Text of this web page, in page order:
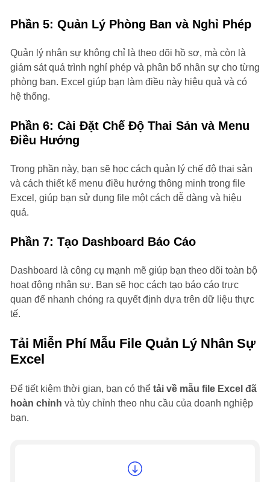
Phần 5: Quản Lý Phòng Ban và Nghỉ Phép
Quản lý nhân sự không chỉ là theo dõi hồ sơ, mà còn là
giám sát quá trình nghỉ phép và phân bổ nhân sự cho từng
phòng ban. Excel giúp bạn làm điều này hiệu quả và có
hệ thống.
Phần 6: Cài Đặt Chế Độ Thai Sản và Menu
Điều Hướng
Trong phần này, bạn sẽ học cách quản lý chế độ thai sản
và cách thiết kế menu điều hướng thông minh trong file
Excel, giúp bạn sử dụng file một cách dễ dàng và hiệu
quả.
Phần 7: Tạo Dashboard Báo Cáo
Dashboard là công cụ mạnh mẽ giúp bạn theo dõi toàn bộ
hoạt động nhân sự. Bạn sẽ học cách tạo báo cáo trực
quan để nhanh chóng ra quyết định dựa trên dữ liệu thực
tế.
Tải Miễn Phí Mẫu File Quản Lý Nhân Sự
Excel
Để tiết kiệm thời gian, bạn có thể tải về mẫu file Excel đã
hoàn chỉnh và tùy chỉnh theo nhu cầu của doanh nghiệp
bạn.